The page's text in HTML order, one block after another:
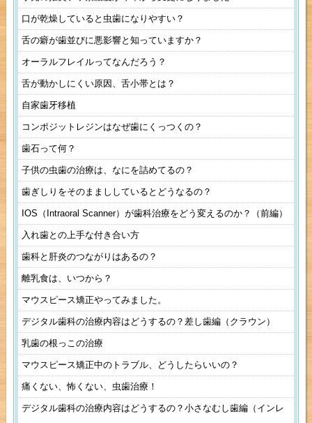
口が乾燥していると虫歯になりやすい？
舌の癖が歯並びに悪影響と知っていますか？
オーラルフレイルってなんだろう？
舌が動かしにくい原因、舌小帯とは？
自家歯牙移植
コンポジットレジンはなぜ歯にくっつくの？
歯石って何？
子供の虫歯の治療は、なにを詰めてるの？
歯ぎしりをそのままししているとどうなるの？
IOS（Intraoral Scanner）が歯科治療をどう変えるのか？（前編）
入れ歯との上手な付き合い方
歯科と肝炎のつながりはあるの？
離乳食は、いつから？
マウスピース矯正やってみました。
デジタル歯科の治療内容はどうするの？差し歯編（クラウン）
乳歯の根っこの治療
マウスピース矯正中のトラブル、どうしたらいいの？
痛くない、怖くない、虫歯治療！
デジタル歯科の治療内容はどうするの？小さなむし歯編（インレ